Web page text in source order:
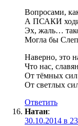
Вопросами,
А ПСАКИ
Эх, жаль…
Могла бы
Наверно, это
Что нас,
От тёмных
От светлых
Ответить
Натан:
30.10.2014 в